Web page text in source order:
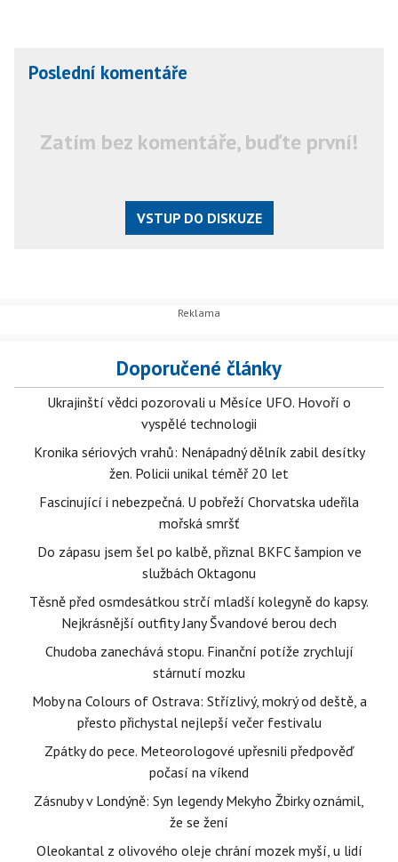
Poslední komentáře
Zatím bez komentáře, buďte první!
VSTUP DO DISKUZE
Doporučené články
Ukrajinští vědci pozorovali u Měsíce UFO. Hovoří o
vyspělé technologii
Kronika sériových vrahů: Nenápadný dělník zabil desítky
žen. Policii unikal téměř 20 let
Fascinující i nebezpečná. U pobřeží Chorvatska udeřila
mořská smršť
Do zápasu jsem šel po kalbě, přiznal BKFC šampion ve
službách Oktagonu
Těsně před osmdesátkou strčí mladší kolegyně do kapsy.
Nejkrásnější outfity Jany Švandové berou dech
Chudoba zanechává stopu. Finanční potíže zrychlují
stárnutí mozku
Moby na Colours of Ostrava: Střízlivý, mokrý od deště, a
přesto přichystal nejlepší večer festivalu
Zpátky do pece. Meteorologové upřesnili předpověď
počasí na víkend
Zásnuby v Londýně: Syn legendy Mekyho Žbirky oznámil,
že se žení
Oleokantal z olivového oleje chrání mozek myší, u lidí